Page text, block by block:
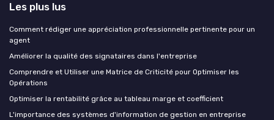
Les plus lus
Comment rédiger une appréciation professionnelle pertinente pour un
agent
Améliorer la qualité des signataires dans l'entreprise
Comprendre et Utiliser une Matrice de Criticité pour Optimiser les
Opérations
Optimiser la rentabilité grâce au tableau marge et coefficient
L'importance des systèmes d'information de gestion en entreprise